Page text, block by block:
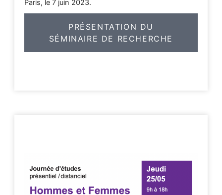
Paris, le 7 juin 2023.
PRÉSENTATION DU
SÉMINAIRE DE RECHERCHE